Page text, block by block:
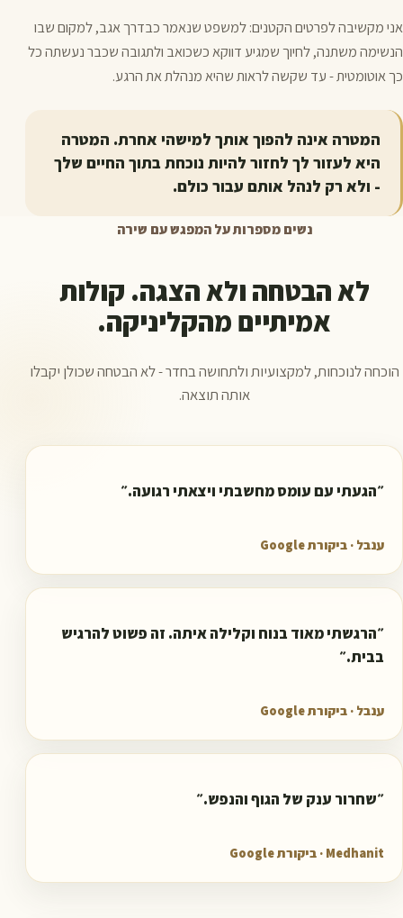
אני מקשיבה לפרטים הקטנים: למשפט שנאמר כבדרך אגב, למקום שבו
הנשימה משתנה, לחיוך שמגיע דווקא כשכואב ולתגובה שכבר נעשתה כל
כך אוטומטית - עד שקשה לראות שהיא מנהלת את הרגע.
המטרה אינה להפוך אותך למישהי אחרת. המטרה
היא לעזור לך לחזור להיות נוכחת בתוך החיים שלך
- ולא רק לנהל אותם עבור כולם.
נשים מספרות על המפגש עם שירה
לא הבטחה ולא הצגה. קולות
אמיתיים מהקליניקה.
הוכחה לנוכחות, למקצועיות ולתחושה בחדר - לא הבטחה שכולן יקבלו
אותה תוצאה.
״הגעתי עם עומס מחשבתי ויצאתי רגועה.״
ענבל · ביקורת Google
״הרגשתי מאוד בנוח וקלילה איתה. זה פשוט להרגיש
בבית.״
ענבל · ביקורת Google
״שחרור ענק של הגוף והנפש.״
Medhanit · ביקורת Google